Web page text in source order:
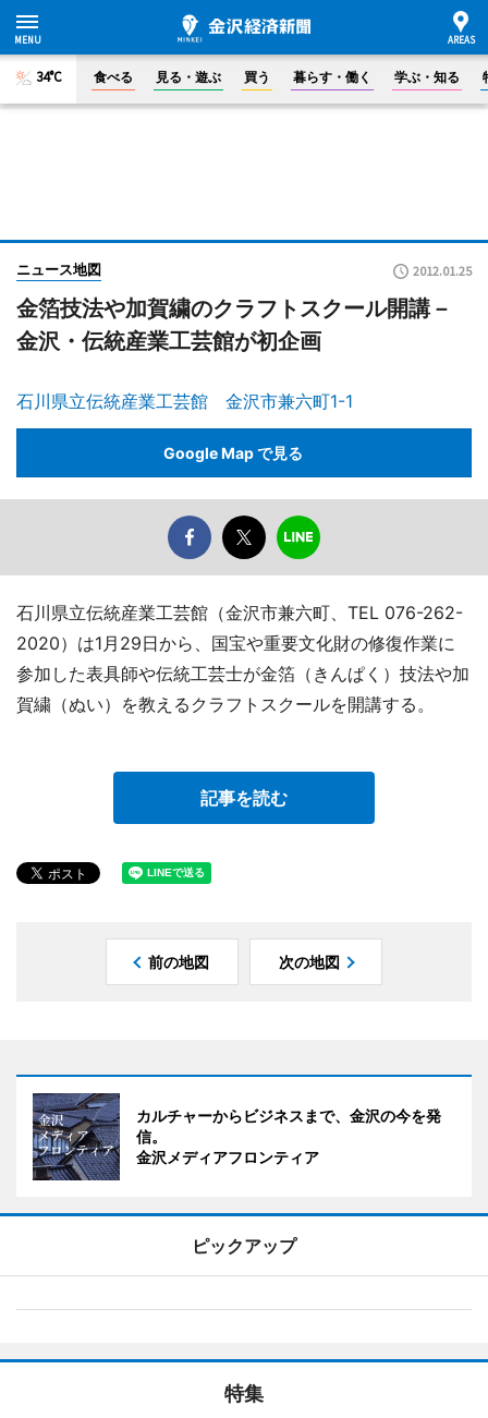
34°C 食べる 見る・遊ぶ 買う 暮らす・働く 学ぶ・知る
ニュース地図 2012.01.25
金箔技法や加賀繍のクラフトスクール開講－
金沢・伝統産業工芸館が初企画
石川県立伝統産業工芸館 金沢市兼六町1-1
Google Map で見る
石川県立伝統産業工芸館（金沢市兼六町、TEL 076-262-
2020）は1月29日から、国宝や重要文化財の修復作業に
参加した表具師や伝統工芸士が金箔（きんぱく）技法や加
賀繍（ぬい）を教えるクラフトスクールを開講する。
記事を読む
前の地図 次の地図
カルチャーからビジネスまで、金沢の今を発
信。
金沢メディアフロンティア
ピックアップ
特集